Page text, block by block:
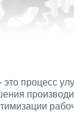
процесс